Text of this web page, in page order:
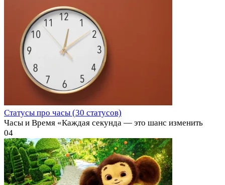
Статусы про часы (30 статусов)
Часы и Время «Каждая секунда — это шанс изменить
04